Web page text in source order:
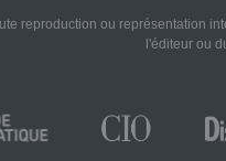
reproduction ou représentation
l'éditeur ou